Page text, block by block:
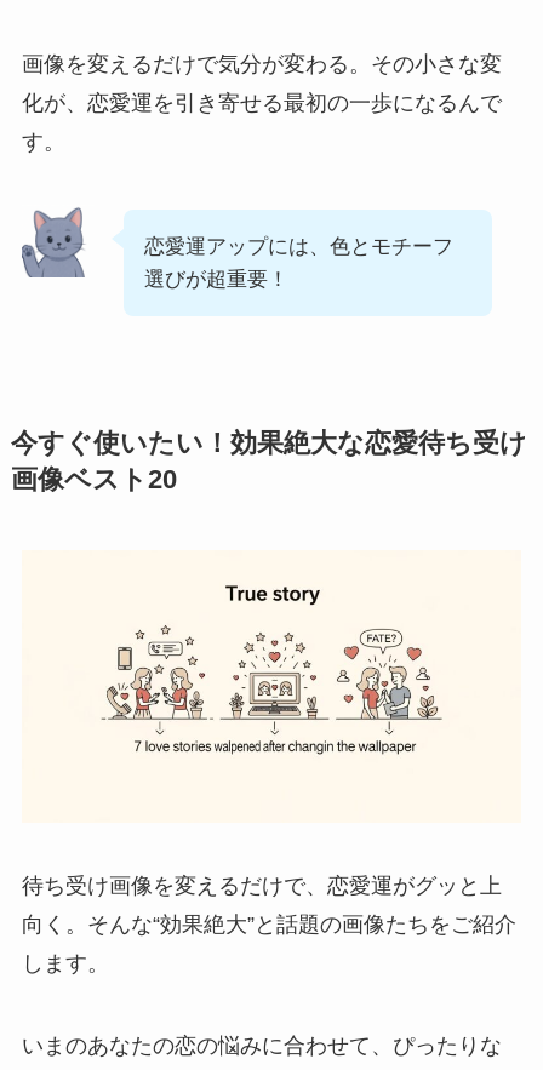
画像を変えるだけで気分が変わる。その小さな変
化が、恋愛運を引き寄せる最初の一歩になるんで
す。
恋愛運アップには、色とモチーフ
選びが超重要！
今すぐ使いたい！効果絶大な恋愛待ち受け
画像ベスト20
待ち受け画像を変えるだけで、恋愛運がグッと上
向く。そんな“効果絶大”と話題の画像たちをご紹介
します。
いまのあなたの恋の悩みに合わせて、ぴったりな